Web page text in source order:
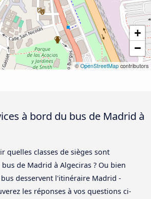
+
−
©OpenStreetMap contributors
à bord du bus de Madrid à
quelles classes de sièges sont
de Madrid à Algeciras ? Ou bien
desservent l'itinéraire Madrid -
les réponses à vos questions ci-